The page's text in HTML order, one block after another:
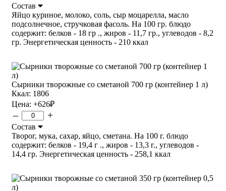
Состав
Яйцо куриное, молоко, соль, сыр моцарелла, масло
подсолнечное, стручковая фасоль. На 100 гр. блюдо
содержит: белков - 18 гр ., жиров - 11,7 гр., углеводов - 8,2
гр. Энергетическая ценность - 210 ккал
Сырники творожные со сметаной 700 гр (контейнер 1 л)
Ккал: 1806
Цена: +626₽
– +
Состав
Творог, мука, сахар, яйцо, сметана. На 100 г. блюдо
содержит: белков - 19,4 г ., жиров - 13,3 г., углеводов -
14,4 гр. Энергетическая ценность - 258,1 ккал